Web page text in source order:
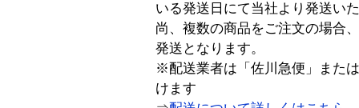
いる発送日にて当社より発送い
尚、複数の商品をご注文の場合
発送となります。
※配送業者は「佐川急便」また
けます